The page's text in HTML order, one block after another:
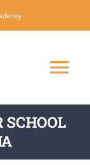
SCHOOL